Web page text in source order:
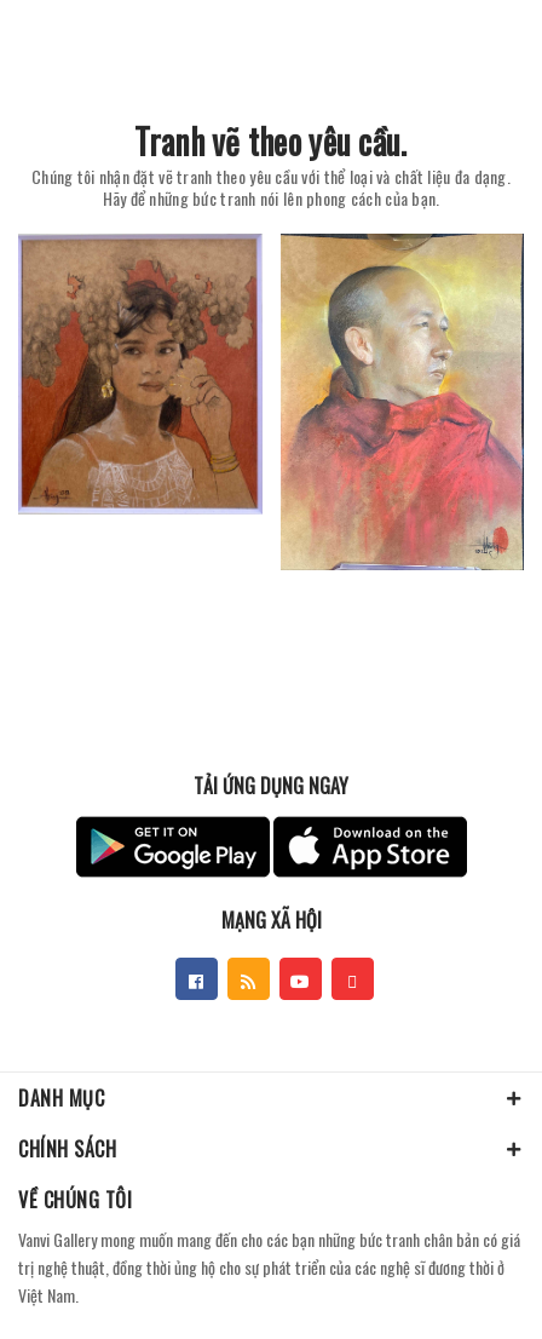
Tranh vẽ theo yêu cầu.
Chúng tôi nhận đặt vẽ tranh theo yêu cầu với thể loại và chất liệu đa dạng.
Hãy để những bức tranh nói lên phong cách của bạn.
TẢI ỨNG DỤNG NGAY
MẠNG XÃ HỘI
DANH MỤC
CHÍNH SÁCH
VỀ CHÚNG TÔI
Vanvi Gallery mong muốn mang đến cho các bạn những bức tranh chân bản có giá
trị nghệ thuật, đồng thời ủng hộ cho sự phát triển của các nghệ sĩ đương thời ở
Việt Nam.